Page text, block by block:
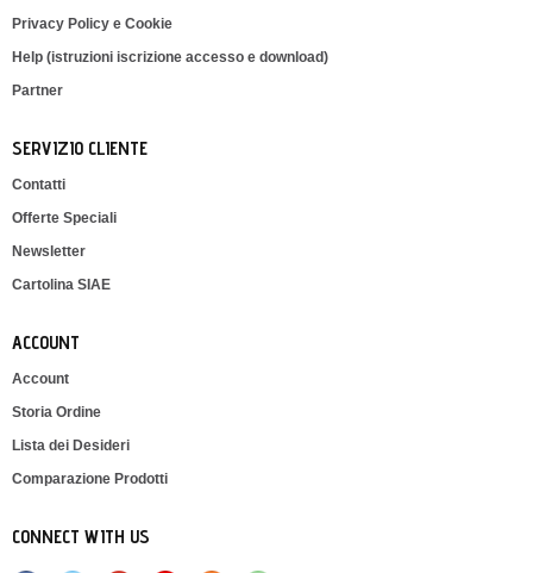
Privacy Policy e Cookie
Help (istruzioni iscrizione accesso e download)
Partner
SERVIZIO CLIENTE
Contatti
Offerte Speciali
Newsletter
Cartolina SIAE
ACCOUNT
Account
Storia Ordine
Lista dei Desideri
Comparazione Prodotti
CONNECT WITH US